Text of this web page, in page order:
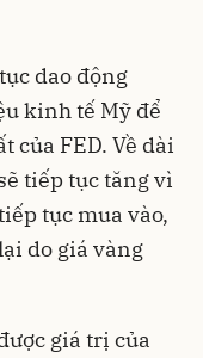
dao động
kinh tế Mỹ để
của FED. Về dài
tiếp tục tăng vì
tục mua vào,
do giá vàng
giá trị của